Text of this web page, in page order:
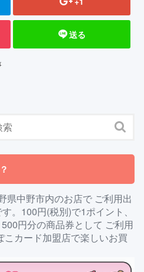
送る
県中野市内のお店で ご利用出
。100円(税別)で1ポイント、
円分の商品券として ご利用
カード加盟店で楽しいお買